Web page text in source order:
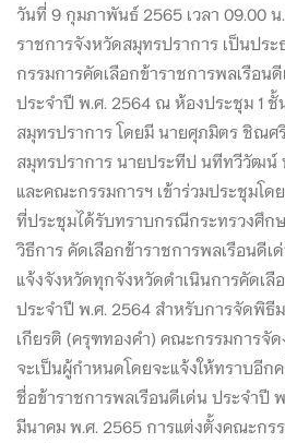
วันที่ 9 กุมภาพันธ์ 2565 เวลา 09.00
ราชการจังหวัดสมุทรปราการ เป็นปร
กรรมการคัดเลือกข้าราชการพลเรือน
ประจำปี พ.ศ. 2564 ณ ห้องประชุม 1 ชั้
สมุทรปราการ โดยมี นายศุภมิตร ชิณศ
สมุทรปราการ นายประทีป นทีทวีวัฒน์
และคณะกรรมการฯ เข้าร่วมประชุมโด
ที่ประชุมได้รับทราบกรณีกระทรวงศึก
วิธีการ คัดเลือกข้าราชการพลเรือนดีเ
แจ้งจังหวัดทุกจังหวัดดำเนินการคัดเลื
ประจำปี พ.ศ. 2564 สำหรับการจัดพิธี
เกียรติ (ครุฑทองคำ) คณะกรรมการจั
จะเป็นผู้กำหนดโดยจะแจ้งให้ทราบอีก
ชื่อข้าราชการพลเรือนดีเด่น ประจำปี
มีนาคม พ.ศ. 2565 การแต่งตั้งคณะกร